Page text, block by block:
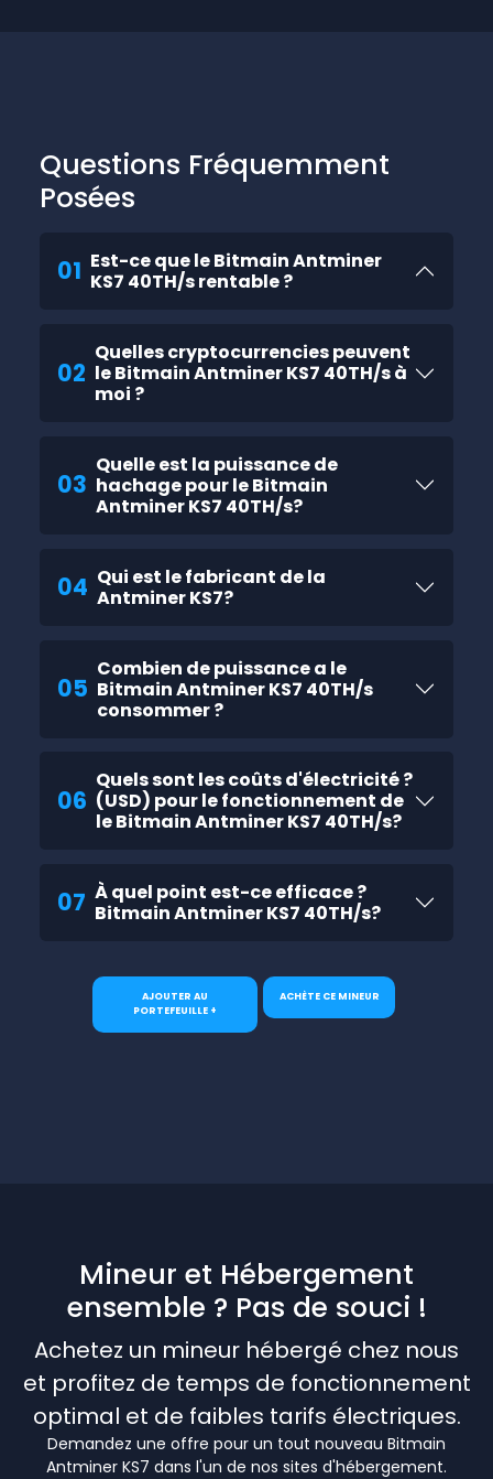
Questions Fréquemment
Posées
01 Est-ce que le Bitmain Antminer
KS7 40TH/s rentable ?
02
Quelles cryptocurrencies peuvent
le Bitmain Antminer KS7 40TH/s à
moi ?
03
Quelle est la puissance de
hachage pour le Bitmain
Antminer KS7 40TH/s?
04 Qui est le fabricant de la
Antminer KS7?
05
Combien de puissance a le
Bitmain Antminer KS7 40TH/s
consommer ?
06
Quels sont les coûts d'électricité ?
(USD) pour le fonctionnement de
le Bitmain Antminer KS7 40TH/s?
07 À quel point est-ce efficace ?
Bitmain Antminer KS7 40TH/s?
AJOUTER AU
PORTEFEUILLE +
ACHÈTE CE MINEUR
Mineur et Hébergement
ensemble ? Pas de souci !
Achetez un mineur hébergé chez nous
et profitez de temps de fonctionnement
optimal et de faibles tarifs électriques.
Demandez une offre pour un tout nouveau Bitmain
Antminer KS7 dans l'un de nos sites d'hébergement.